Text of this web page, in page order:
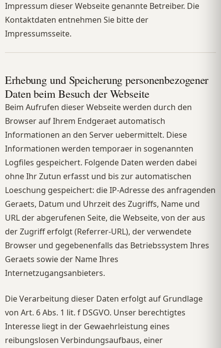
Impressum dieser Webseite genannte Betreiber. Die
Kontaktdaten entnehmen Sie bitte der
Impressumsseite.
Erhebung und Speicherung personenbezogener
Daten beim Besuch der Webseite
Beim Aufrufen dieser Webseite werden durch den
Browser auf Ihrem Endgeraet automatisch
Informationen an den Server uebermittelt. Diese
Informationen werden temporaer in sogenannten
Logfiles gespeichert. Folgende Daten werden dabei
ohne Ihr Zutun erfasst und bis zur automatischen
Loeschung gespeichert: die IP-Adresse des anfragenden
Geraets, Datum und Uhrzeit des Zugriffs, Name und
URL der abgerufenen Seite, die Webseite, von der aus
der Zugriff erfolgt (Referrer-URL), der verwendete
Browser und gegebenenfalls das Betriebssystem Ihres
Geraets sowie der Name Ihres
Internetzugangsanbieters.
Die Verarbeitung dieser Daten erfolgt auf Grundlage
von Art. 6 Abs. 1 lit. f DSGVO. Unser berechtigtes
Interesse liegt in der Gewaehrleistung eines
reibungslosen Verbindungsaufbaus, einer